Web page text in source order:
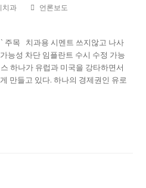
치과
언론보도
주목 치과용 시멘트 쓰지않고 나사
능성 차단 임플란트 수시 수정 가능
하나가 유럽과 미국을 강타하면서
만들고 있다. 하나의 경제권인 유로